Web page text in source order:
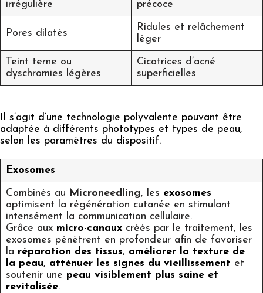
irrégulière
précoce
Pores dilatés
Ridules et relâchement
léger
Teint terne ou
dyschromies légères
Cicatrices d’acné
superficielles
Il s’agit d’une technologie polyvalente pouvant être
adaptée à différents phototypes et types de peau,
selon les paramètres du dispositif.
Exosomes
Combinés au Microneedling, les exosomes
optimisent la régénération cutanée en stimulant
intensément la communication cellulaire.
Grâce aux micro-canaux créés par le traitement, les
exosomes pénètrent en profondeur afin de favoriser
la réparation des tissus, améliorer la texture de
la peau, atténuer les signes du vieillissement et
soutenir une peau visiblement plus saine et
revitalisée.